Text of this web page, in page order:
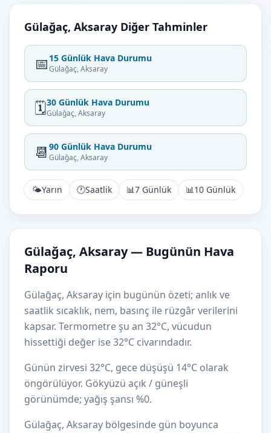
Gülağaç, Aksaray Diğer Tahminler
📅 15 Günlük Hava Durumu
Gülağaç, Aksaray
🗓️30 Günlük Hava Durumu
Gülağaç, Aksaray
📆 90 Günlük Hava Durumu
Gülağaç, Aksaray
🌤️Yarın 🕐Saatlik 📊7 Günlük 📊10 Günlük
Gülağaç, Aksaray — Bugünün Hava
Raporu
Gülağaç, Aksaray için bugünün özeti; anlık ve
saatlik sıcaklık, nem, basınç ile rüzgâr verilerini
kapsar. Termometre şu an 32°C, vücudun
hissettiği değer ise 32°C civarındadır.
Günün zirvesi 32°C, gece düşüşü 14°C olarak
öngörülüyor. Gökyüzü açık / güneşli
görünümde; yağış şansı %0.
Gülağaç, Aksaray bölgesinde gün boyunca